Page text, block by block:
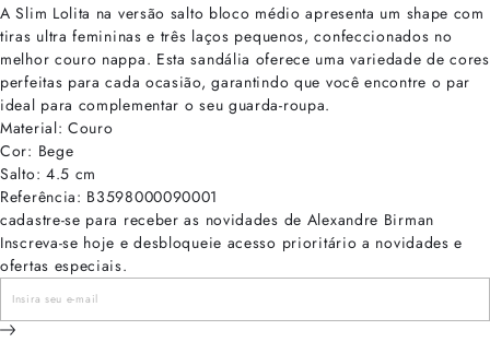
A Slim Lolita na versão salto bloco médio apresenta um shape com
tiras ultra femininas e três laços pequenos, confeccionados no
melhor couro nappa. Esta sandália oferece uma variedade de cores
perfeitas para cada ocasião, garantindo que você encontre o par
ideal para complementar o seu guarda-roupa.
Material: Couro
Cor: Bege
Salto: 4.5 cm
Referência: B3598000090001
cadastre-se para receber as novidades de Alexandre Birman
Inscreva-se hoje e desbloqueie acesso prioritário a novidades e
ofertas especiais.